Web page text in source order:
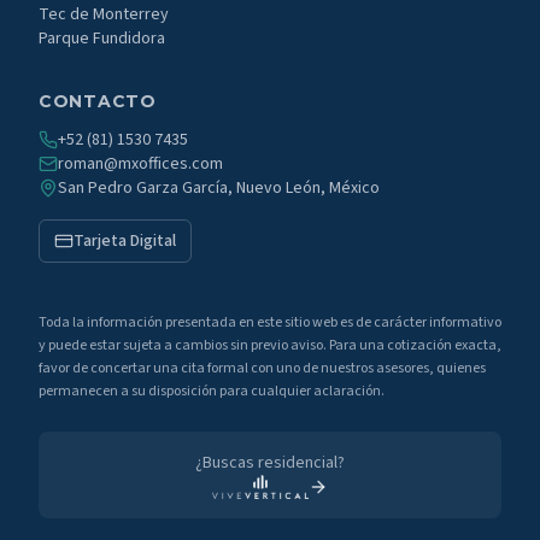
Tec de Monterrey
Parque Fundidora
CONTACTO
+52 (81) 1530 7435
roman@mxoffices.com
San Pedro Garza García, Nuevo León, México
Tarjeta Digital
Toda la información presentada en este sitio web es de carácter informativo
y puede estar sujeta a cambios sin previo aviso. Para una cotización exacta,
favor de concertar una cita formal con uno de nuestros asesores, quienes
permanecen a su disposición para cualquier aclaración.
¿Buscas residencial?